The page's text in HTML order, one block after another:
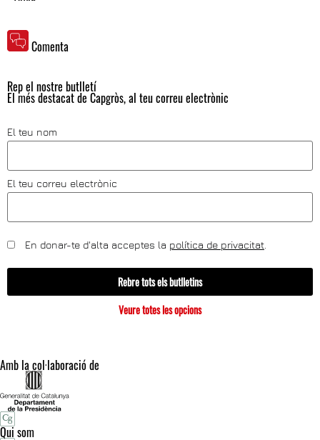
Comenta
Rep el nostre butlletí
El més destacat de Capgròs, al teu correu electrònic
El teu nom
El teu correu electrònic
En donar-te d'alta acceptes la política de privacitat
Rebre tots els butlletins
Veure totes les opcions
Amb la col·laboració de
Qui som